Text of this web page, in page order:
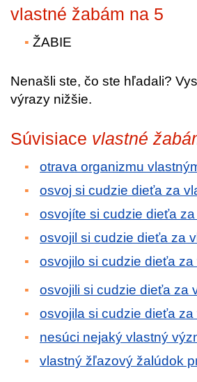
vlastné žabám na 5
ŽABIE
Nenašli ste, čo ste hľadali?
výrazy nižšie.
Súvisiace vlastné
otrava organizmu
osvoj si cudzie dieťa za
osvojíte si cudzie dieťa
osvojil si cudzie dieťa za
osvojilo si cudzie dieťa za
osvojili si cudzie dieťa za
osvojila si cudzie dieťa za
nesúci nejaký vlastný
vlastný žľazový žalúdok